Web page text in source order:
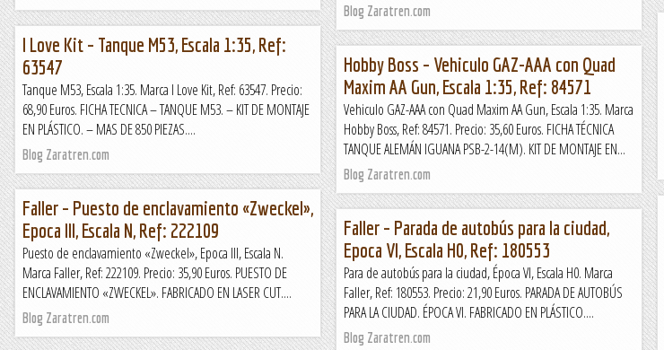
Blog Zaratren.com
I Love Kit – Tanque M53, Escala 1:35, Ref:
63547
Tanque M53, Escala 1:35. Marca I Love Kit, Ref: 63547. Precio:
68,90 Euros. FICHA TECNICA – TANQUE M53. – KIT DE MONTAJE
EN PLÁSTICO. – MAS DE 850 PIEZAS....
Blog Zaratren.com
Hobby Boss – Vehiculo GAZ-AAA con Quad
Maxim AA Gun, Escala 1:35, Ref: 84571
Vehiculo GAZ-AAA con Quad Maxim AA Gun, Escala 1:35. Marca
Hobby Boss, Ref: 84571. Precio: 35,60 Euros. FICHA TÉCNICA
TANQUE ALEMÁN IGUANA PSB-2-14(M). KIT DE MONTAJE EN...
Blog Zaratren.com
Faller – Puesto de enclavamiento «Zweckel»,
Epoca III, Escala N, Ref: 222109
Puesto de enclavamiento «Zweckel», Epoca III, Escala N.
Marca Faller, Ref: 222109. Precio: 35,90 Euros. PUESTO DE
ENCLAVAMIENTO «ZWECKEL». FABRICADO EN LASER CUT....
Blog Zaratren.com
Faller – Parada de autobús para la ciudad,
Epoca VI, Escala H0, Ref: 180553
Para de autobús para la ciudad, Época VI, Escala H0. Marca
Faller, Ref: 180553. Precio: 21,90 Euros. PARADA DE AUTOBÚS
PARA LA CIUDAD. ÉPOCA VI. FABRICADO EN PLÁSTICO....
Blog Zaratren.com